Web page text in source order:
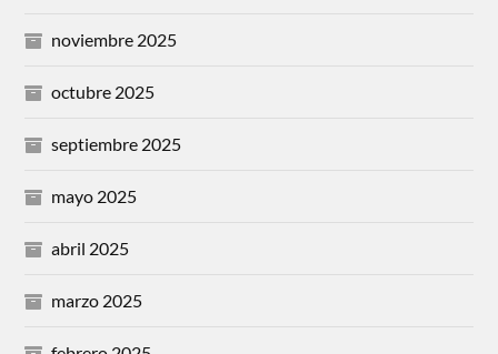
noviembre 2025
octubre 2025
septiembre 2025
mayo 2025
abril 2025
marzo 2025